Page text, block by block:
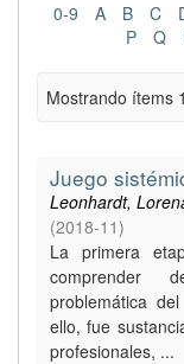
0-9 A B C
P
Q
Mostrando ítems
Juego
Leonhardt,
(2018-11)
La primera
comprender
problemática
ello, fue
profesionales, ...